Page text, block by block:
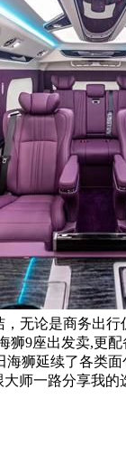
无论是商务出
狮9座出发卖,更
狮延续了各类
师一路分享我